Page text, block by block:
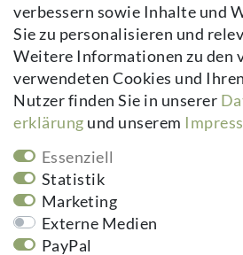
Kontakt
Vertrag widerrufen
Newsletter
E-MAIL **
Newsletter
Hiermit bestätige ich, dass ich die
Meine Einwilligung kann ich jederzeit
verbessern sowie Inhalte und
Sie zu personalisieren und
Weitere Informationen zu den
verwendeten Cookies und
Nutzer finden Sie in unserer
erklärung und unserem
Essenziell
Statistik
Marketing
Externe Medien
PayPal